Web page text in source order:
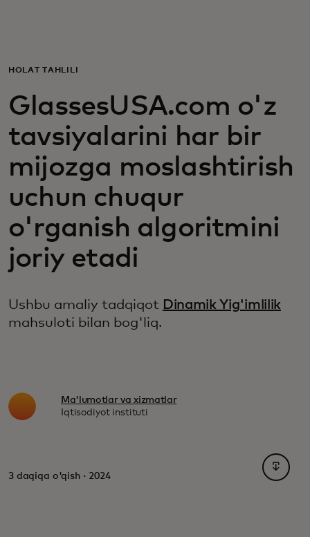
Biznes uchun
Butun dunyo uchun
Innovatorlar uchun
Yangiliklar va trendlar
HOLAT TAHLILI
GlassesUSA.com o'z
tavsiyalarini har bir
mijozga moslashtirish
uchun chuqur
o'rganish algoritmini
joriy etadi
Ushbu amaliy tadqiqot Dinamik Yig'imlilik
mahsuloti bilan bog'liq.
Ma'lumotlar va xizmatlar
Iqtisodiyot instituti
3 daqiqa o'qish · 2024
opens